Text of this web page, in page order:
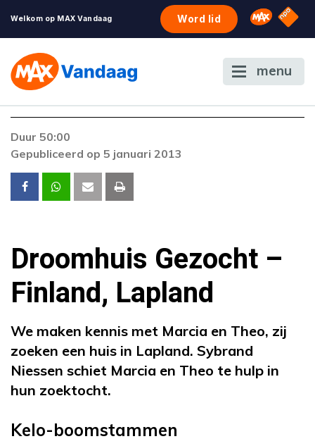
Welkom op MAX Vandaag Word lid Omroep
NPO
menu
Er is een fout opgetreden bij het afspelen van
Duur 50:00
Gepubliceerd op 5 januari 2013
Droomhuis Gezocht –
Finland, Lapland
We maken kennis met Marcia en Theo, zij
zoeken een huis in Lapland. Sybrand
Niessen schiet Marcia en Theo te hulp in
hun zoektocht.
Kelo-boomstammen